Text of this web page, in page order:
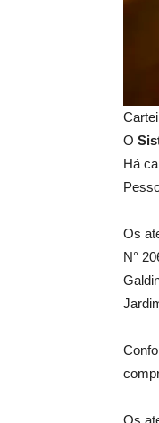
O
Há
Os
N°
Os